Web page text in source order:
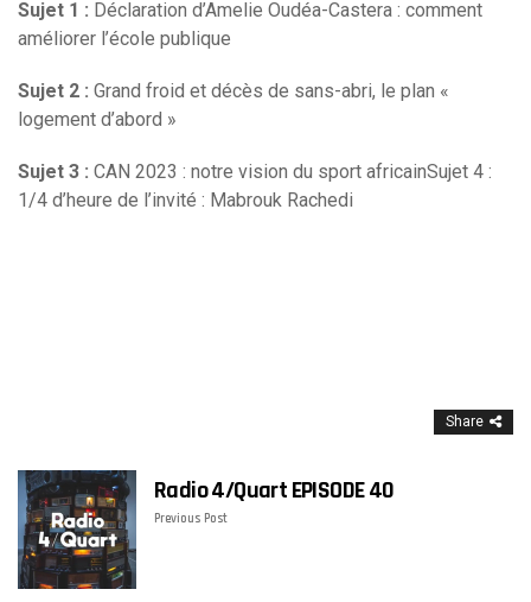
Sujet 1 : Déclaration d’Amelie Oudéa-Castera : comment
améliorer l’école publique
Sujet 2 : Grand froid et décès de sans-abri, le plan «
logement d’abord »
Sujet 3 : CAN 2023 : notre vision du sport africainSujet 4 :
1/4 d’heure de l’invité : Mabrouk Rachedi
Share
Radio 4/Quart EPISODE 40
Previous Post